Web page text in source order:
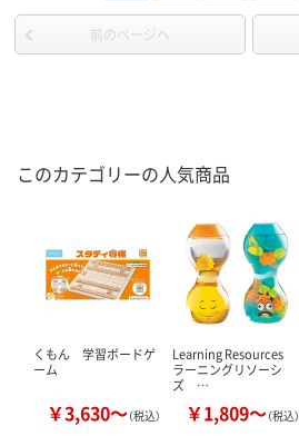
前のページへ
このカテゴリーの人気商品
くもん 学習ボードゲ
ーム
￥3,630～（税込）
Learning Resources
ラーニングリソーシ
ズ …
￥1,809～（税込）